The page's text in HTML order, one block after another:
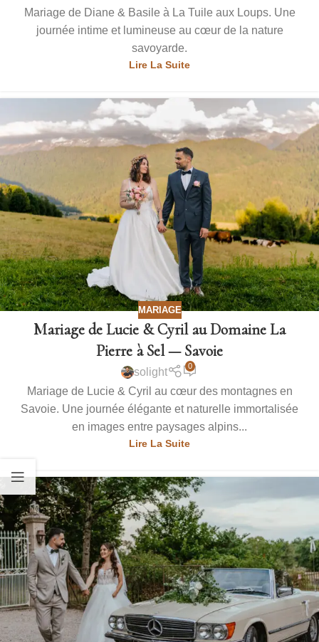
Mariage de Diane & Basile à La Tuile aux Loups. Une
journée intime et lumineuse au cœur de la nature
savoyarde.
Lire La Suite
MARIAGE
Mariage de Lucie & Cyril au Domaine La
Pierre à Sel — Savoie
solight
0
Mariage de Lucie & Cyril au cœur des montagnes en
Savoie. Une journée élégante et naturelle immortalisée
en images entre paysages alpins...
Lire La Suite